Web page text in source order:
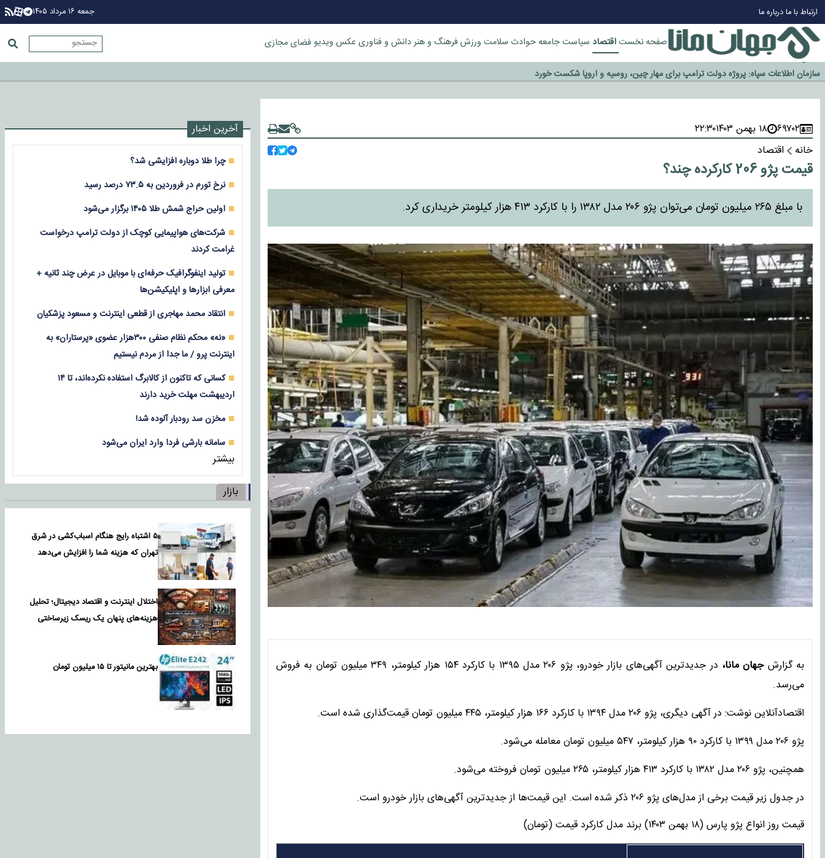
ارتباط با مادرباره ما جمعه ۱۶ مرداد ۱۴۰۵
صفحه نخستاقتصاد سیاستجامعهحوادث سلامت ورزشفرهنگ و هنردانش و فناوری عکس ویدیوفضای مجازی
چرا طلا دوباره افزایشی شد؟
گزینه جدایی اوسمار روی میز مدیران پرسپولیس
آیا رئیس جمهور آمریکا قانون را دور می‌زند؟
اخراج رسمی چهره نامدار از پرسپولیس
سازمان اطلاعات سپاه: پروژه دولت ترامپ برای مهار چین، روسیه و اروپا شکست خورد
۶۹۷۰۲ ۱۸ بهمن ۱۴۰۳
۲۲:۳۰
خانه
اقتصاد
قیمت پژو 206 کارکرده چند؟
با مبلغ ۲۶۵ میلیون تومان می‌توان پژو ۲۰۶ مدل ۱۳۸۲ را با کارکرد ۴۱۳ هزار کیلومتر خریداری کرد.
به گزارش جهان مانا،
در جدیدترین آگهی‌های بازار خودرو، پژو ۲۰۶ مدل ۱۳۹۵ با کارکرد ۱۵۴ هزار کیلومتر، ۳۴۹ میلیون تومان به فروش
می‌رسد.
اقتصادآنلاین نوشت: در آگهی دیگری، پژو ۲۰۶ مدل ۱۳۹۴ با کارکرد ۱۶۶ هزار کیلومتر، ۴۴۵ میلیون تومان قیمت‌گذاری شده است.
پژو ۲۰۶ مدل ۱۳۹۹ با کارکرد ۹۰ هزار کیلومتر، ۵۴۷ میلیون تومان معامله می‌شود.
همچنین، پژو ۲۰۶ مدل ۱۳۸۲ با کارکرد ۴۱۳ هزار کیلومتر، ۲۶۵ میلیون تومان فروخته می‌شود.
در جدول زیر قیمت برخی از مدل‌های پژو ۲۰۶ ذکر شده است. این قیمت‌ها از جدیدترین آگهی‌های بازار خودرو است.
قیمت روز انواع پژو پارس (۱۸ بهمن ۱۴۰۳) برند مدل کارکرد قیمت (تومان)
آخرین اخبار
چرا طلا دوباره افزایشی شد؟
نرخ تورم در فروردین به ۷۳.۵ درصد رسید
اولین حراج شمش طلا ۱۴۰۵ برگزار می‌شود
شرکت‌های هواپیمایی کوچک از دولت ترامپ درخواست
غرامت کردند
تولید اینفوگرافیک حرفه‌ای با موبایل در عرض چند ثانیه +
معرفی ابزارها و اپلیکیشن‌ها
انتقاد محمد مهاجری از قطعی اینترنت و مسعود پزشکیان
«نه» محکم نظام صنفی ۳۰۰هزار عضوی «پرستاران» به
اینترنت پرو / ما جدا از مردم نیستیم
کسانی که تاکنون از کالابرگ استفاده نکرده‌اند، تا ۱۴
اردیبهشت مهلت خرید دارند
مخزن سد رودبار آلوده شد!
سامانه بارشی فردا وارد ایران می‌شود
بیشتر
بازار
۵ اشتباه رایج هنگام اسباب‌کشی در شرق
تهران که هزینه شما را افزایش می‌دهد
اختلال اینترنت و اقتصاد دیجیتال؛ تحلیل
هزینه‌های پنهان یک ریسک زیرساختی
بهترین مانیتور تا ۱۵ میلیون تومان